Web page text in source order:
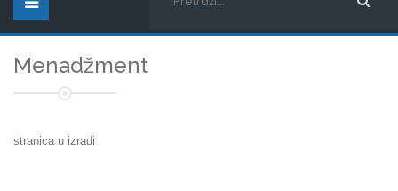
Menadžment
stranica u izradi